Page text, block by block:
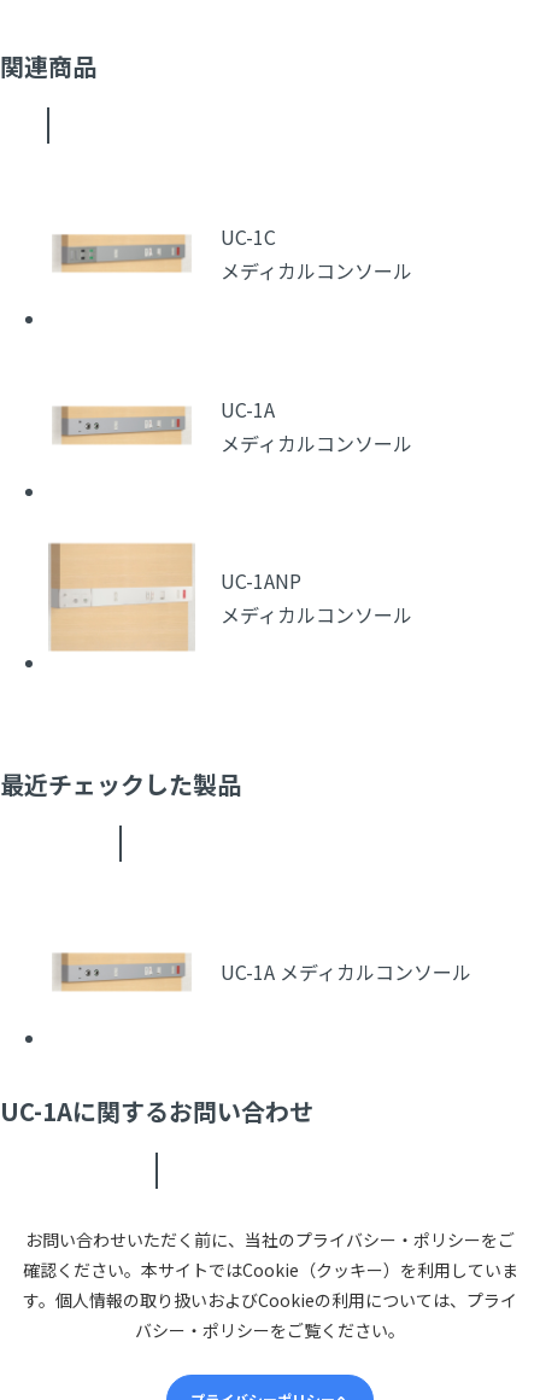
関連商品
UC-1C
メディカルコンソール
UC-1A
メディカルコンソール
UC-1ANP
メディカルコンソール
最近チェックした製品
UC-1A メディカルコンソール
UC-1Aに関するお問い合わせ
お問い合わせいただく前に、当社のプライバシー・ポリシーをご
確認ください。本サイトではCookie（クッキー）を利用していま
す。個人情報の取り扱いおよびCookieの利用については、プライ
バシー・ポリシーをご覧ください。